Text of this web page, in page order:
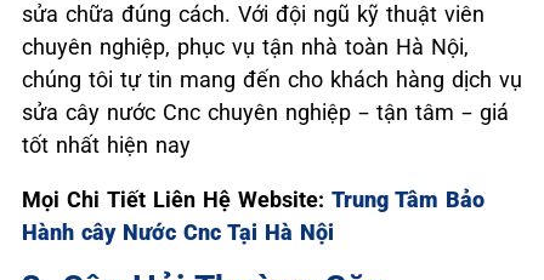
sửa chữa đúng cách. Với đội ngũ kỹ thuật viên
chuyên nghiệp, phục vụ tận nhà toàn Hà Nội,
chúng tôi tự tin mang đến cho khách hàng dịch vụ
sửa cây nước Cnc chuyên nghiệp – tận tâm – giá
tốt nhất hiện nay
Mọi Chi Tiết Liên Hệ Website: Trung Tâm Bảo
Hành cây Nước Cnc Tại Hà Nội